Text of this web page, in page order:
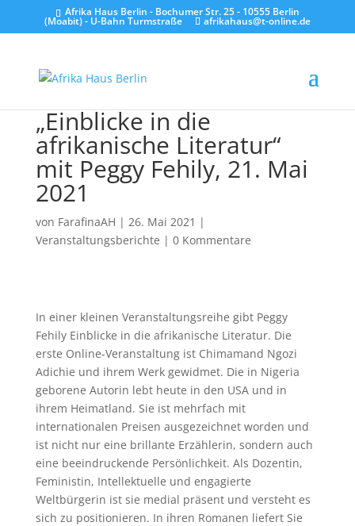
Afrika Haus Berlin - Bochumer Str. 25 - 10555 Berlin
(Moabit) - U-Bahn Turmstraße afrikahaus@t-online.de
„Einblicke in die
afrikanische Literatur“
mit Peggy Fehily, 21. Mai
2021
von FarafinaAH | 26. Mai 2021 |
Veranstaltungsberichte | 0 Kommentare
In einer kleinen Veranstaltungsreihe gibt Peggy
Fehily Einblicke in die afrikanische Literatur. Die
erste Online-Veranstaltung ist Chimamand Ngozi
Adichie und ihrem Werk gewidmet. Die in Nigeria
geborene Autorin lebt heute in den USA und in
ihrem Heimatland. Sie ist mehrfach mit
internationalen Preisen ausgezeichnet worden und
ist nicht nur eine brillante Erzählerin, sondern auch
eine beeindruckende Persönlichkeit. Als Dozentin,
Feministin, Intellektuelle und engagierte
Weltbürgerin ist sie medial präsent und versteht es
sich zu positionieren. In ihren Romanen liefert Sie